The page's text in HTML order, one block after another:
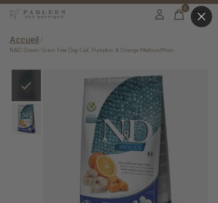
0items
Accueil
/
N&D Ocean Grain Free Dog Cod, Pumpkin & Orange Medium/Maxi